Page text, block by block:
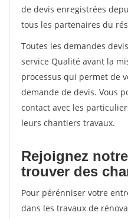
de devis enregistrées
tous les partenaires du
Toutes les demandes
service Qualité avant la
processus qui permet de
demande de devis. Vous
contact avec les
leurs chantiers travaux.
Rejoignez
trouver des
Pour pérénniser votre
dans les travaux de